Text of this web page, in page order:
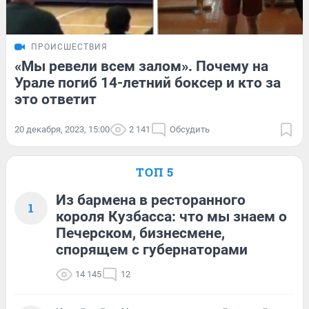
ПРОИСШЕСТВИЯ
«Мы ревели всем залом». Почему на
Урале погиб 14-летний боксер и кто за
это ответит
20 декабря, 2023, 15:00 2 141 Обсудить
ТОП 5
1
Из бармена в ресторанного
короля Кузбасса: что мы знаем о
Печерском, бизнесмене,
спорящем с губернаторами
14 145 12